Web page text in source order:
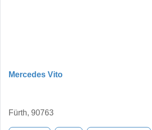
Mercedes Vito
Fürth, 90763